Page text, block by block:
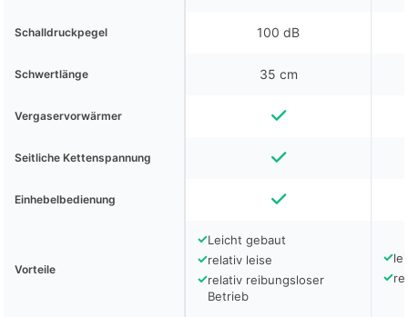
Schalldruckpegel 100 dB
Schwertlänge 35 cm
Vergaservorwärmer
Seitliche Kettenspannung
Einhebelbedienung
Vorteile
✓Leicht gebaut
✓relativ leise
✓relativ reibungsloser
Betrieb
✓
✓